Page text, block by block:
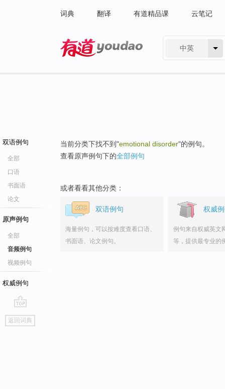
词典 翻译 有道精品课 云笔记
中英
双语例句
全部
口语
书面语
论文
原声例句
全部
音频例句
视频例句
权威例句
go
top
返回词典
当前分类下找不到"emotional disorder"的例句。
查看原声例句下的全部例句
或者看看其他分类：
双语例句
海量例句，可以按难度查看口语、
书面语、论文例句。
权威
例句来自权威英文
等，提供最专业的